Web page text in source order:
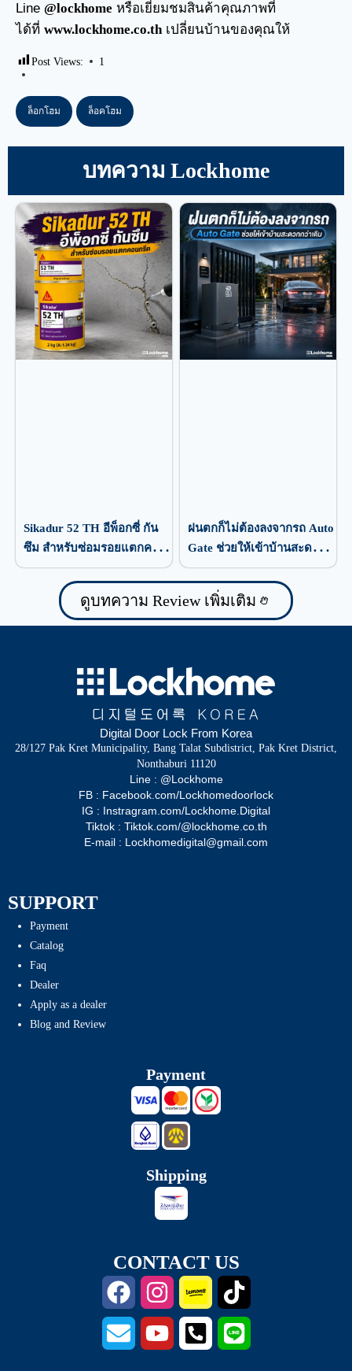
Line @lockhome หรือเยี่ยมชมสินค้าคุณภาพที่
ได้ที่ www.lockhome.co.thเปลี่ยนบ้านของคุณให้
Post Views: 1
ล็อกโฮม ล็อคโฮม
บทความ Lockhome
Sikadur 52 TH อีพ็อกซี่ กัน
ซึม สำหรับซ่อมรอยแตกคอ
นกรีต
ฝนตกก็ไม่ต้องลงจากรถ Auto
Gate ช่วยให้เข้าบ้านสะดวก
กว่าเดิม
ดูบทความ Review เพิ่มเติม
Digital Door Lock From Korea
28/127 Pak Kret Municipality, Bang Talat Subdistrict, Pak Kret District,
Nonthaburi 11120
Line : @Lockhome
FB : Facebook.com/Lockhomedoorlock
IG : Instragram.com/Lockhome.Digital
Tiktok : Tiktok.com/@lockhome.co.th
E-mail : Lockhomedigital@gmail.com
SUPPORT
Payment
Catalog
Faq
Dealer
Apply as a dealer
Blog and Review
Payment
Shipping
CONTACT US